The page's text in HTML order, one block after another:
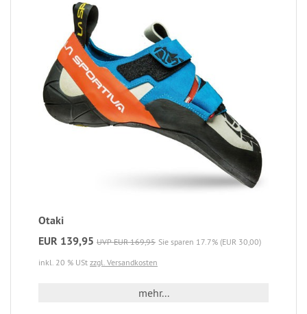
Otaki
EUR 139,95 UVP EUR 169,95 Sie sparen 17.7% (EUR 30,00)
inkl. 20 % USt zzgl. Versandkosten
mehr...